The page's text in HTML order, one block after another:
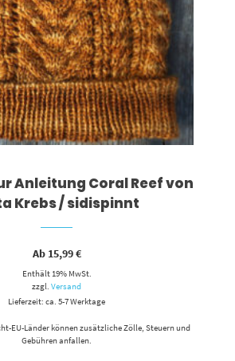
Anleitung Coral Reef von
Krebs / sidispinnt
Ab 15,99€
Enthält 19% MwSt.
zzgl.Versand
Lieferzeit: ca. 5-7 Werktage
EU-Länder können zusätzliche Zölle, Steuern und
Gebühren anfallen.